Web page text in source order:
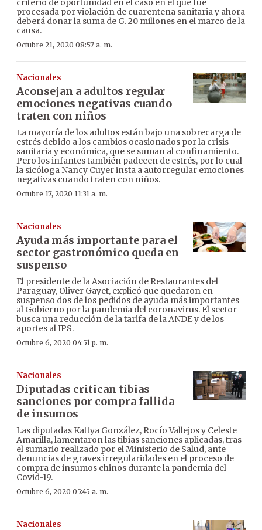
criterio de oportunidad en el caso en el que fue
procesada por violación de cuarentena sanitaria y ahora
deberá donar la suma de G. 20 millones en el marco de la
causa.
Octubre 21, 2020 08:57 a. m.
Nacionales
Aconsejan a adultos regular
emociones negativas cuando
traten con niños
La mayoría de los adultos están bajo una sobrecarga de
estrés debido a los cambios ocasionados por la crisis
sanitaria y económica, que se suman al confinamiento.
Pero los infantes también padecen de estrés, por lo cual
la sicóloga Nancy Cuyer insta a autorregular emociones
negativas cuando traten con niños.
Octubre 17, 2020 11:31 a. m.
Nacionales
Ayuda más importante para el
sector gastronómico queda en
suspenso
El presidente de la Asociación de Restaurantes del
Paraguay, Oliver Gayet, explicó que quedaron en
suspenso dos de los pedidos de ayuda más importantes
al Gobierno por la pandemia del coronavirus. El sector
busca una reducción de la tarifa de la ANDE y de los
aportes al IPS.
Octubre 6, 2020 04:51 p. m.
Nacionales
Diputadas critican tibias
sanciones por compra fallida
de insumos
Las diputadas Kattya González, Rocío Vallejos y Celeste
Amarilla, lamentaron las tibias sanciones aplicadas, tras
el sumario realizado por el Ministerio de Salud, ante
denuncias de graves irregularidades en el proceso de
compra de insumos chinos durante la pandemia del
Covid-19.
Octubre 6, 2020 05:45 a. m.
Nacionales